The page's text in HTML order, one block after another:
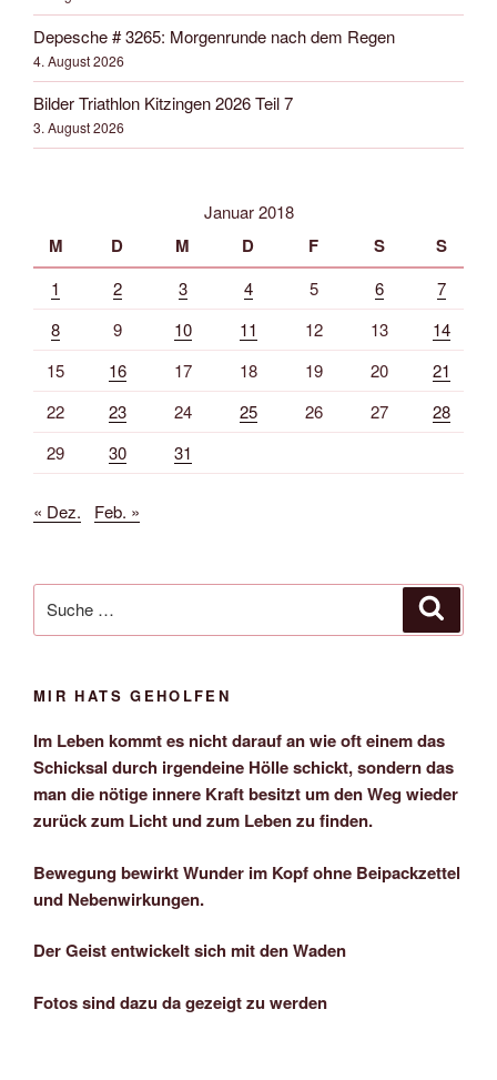
Depesche # 3265: Morgenrunde nach dem Regen
4. August 2026
Bilder Triathlon Kitzingen 2026 Teil 7
3. August 2026
Januar 2018
M D M D F S S
1 2 3 4 5 6
7
8
9 10 11 12 13
14
15
16 17 18 19 20
21
22
23 24 25 26 27
28
29
30 31
« Dez. Feb. »
nach:
MIR HATS GEHOLFEN
Im Leben kommt es nicht darauf an wie oft einem das
Schicksal durch irgendeine Hölle schickt, sondern das
man die nötige innere Kraft besitzt um den Weg wieder
zurück zum Licht und zum Leben zu finden.
Bewegung bewirkt Wunder im Kopf ohne Beipackzettel
und Nebenwirkungen.
Der Geist entwickelt sich mit den Waden
Fotos sind dazu da gezeigt zu werden